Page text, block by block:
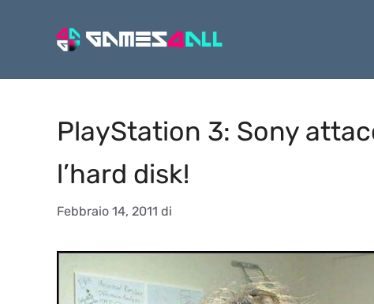
PlayStation 3: Sony
l’hard disk!
Febbraio 14, 2011 di